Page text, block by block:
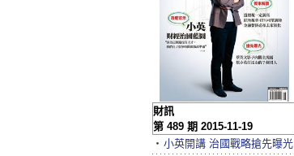
財訊
第 489 期 2015-11-19
‧ 小英開講 治國戰略搶先曝光